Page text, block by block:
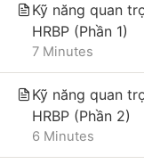
Kỹ năng quan
HRBP (Phần 1)
7 Minutes
Kỹ năng quan
HRBP (Phần 2)
6 Minutes
Trọng, phường
Nam
Điện thoại:
VỀ CÔNG TY